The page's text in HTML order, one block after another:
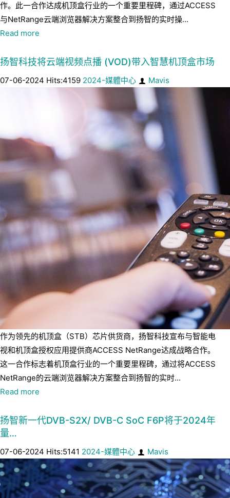
作。此一合作达成机顶盒行业的一个重要里程碑，通过ACCESS
与NetRange云端浏览器解决方案整合到扬智的实时操...
Read more
扬智科技将云端视频点播 (VOD)带入智慧机顶盒市场
07-06-2024 Hits:4159 2024-媒體中心 Mavis
作为领先的机顶盒（STB）芯片供货商，扬智科技宣布与智能电
视和机顶盒授权应用提供商ACCESS NetRange达成战略合作。
这一合作标志着机顶盒行业的一个重要里程碑，通过将ACCESS
NetRange的云端浏览器解决方案整合到扬智的实时...
Read more
扬智新一代DVB-S2X/ DVB-C SoC F6P将于2024年
量…
07-06-2024 Hits:5141 2024-媒體中心 Mavis